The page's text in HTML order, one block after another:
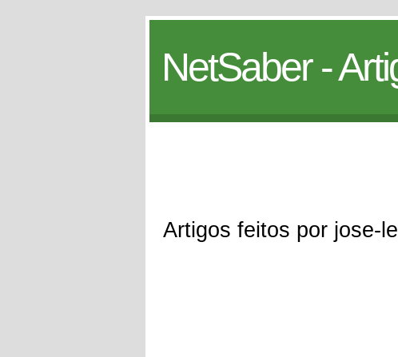
NetSaber -
Artigos feitos por jose-